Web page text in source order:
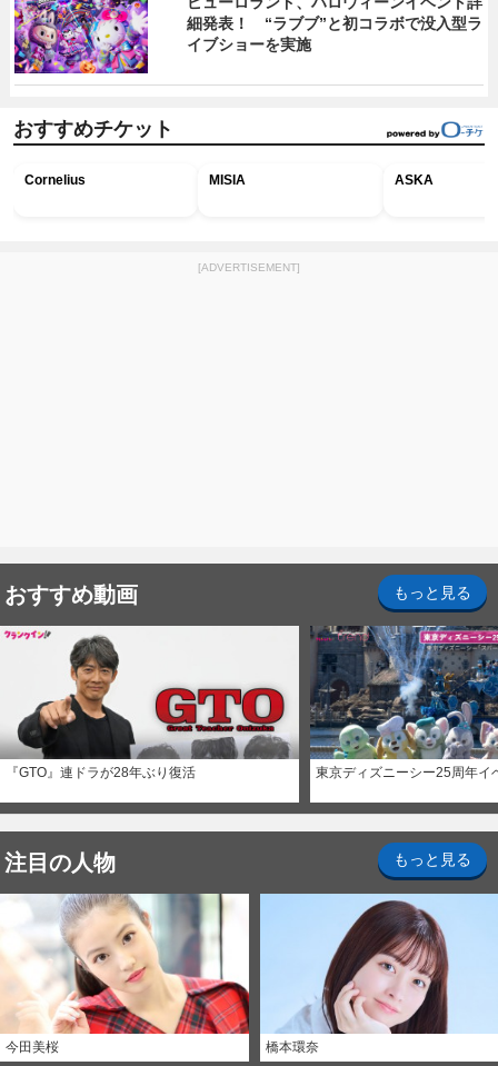
細発表！ “ラブブ”と初コラボで没入型ラ
イブショーを実施
おすすめチケット
Cornelius MISIA ASKA
[ADVERTISEMENT]
おすすめ動画 もっと見る
『GTO』連ドラが28年ぶり復活 東京ディズニーシー25周年イ
注目の人物 もっと見る
今田美桜 橋本環奈